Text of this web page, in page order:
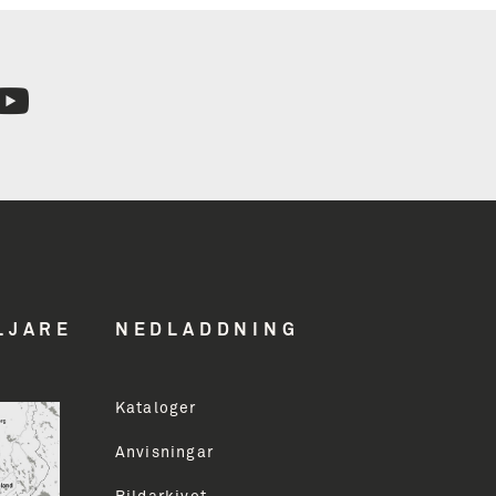
NEDLADDNING
Kataloger
Anvisningar